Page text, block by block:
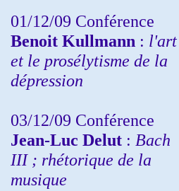
01/12/09 Conférence
Benoit Kullmann : l'art
et le prosélytisme de la
dépression
03/12/09 Conférence
Jean-Luc Delut : Bach
III ; rhétorique de la
musique